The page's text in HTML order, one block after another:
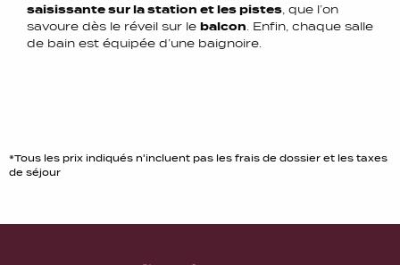
saisissante sur la station et les pistes , que l’on
savoure dès le réveil sur le balcon . Enfin, chaque salle
de bain est équipée d’une baignoire.
*Tous les prix indiqués n'incluent pas les frais de dossier et les taxes
de séjour